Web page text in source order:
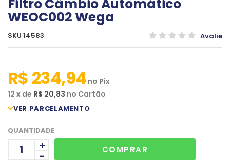
Filtro Câmbio Automático
WEOC002 Wega
SKU 14583 Avalie
R$ 234,94 no Pix
12 x de R$ 20,83 no Cartão
QUANTIDADE
+
-